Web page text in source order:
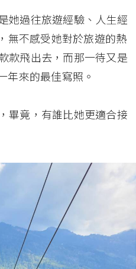
她過往旅遊經驗、人生經
，無不感受她對於旅遊的熱
款飛出去，而那一待又是
年來的最佳寫照。
畢竟，有誰比她更適合接